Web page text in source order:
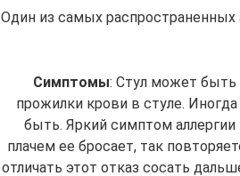
Один из самых распространенных
Симптомы: Стул может быть
прожилки крови в стуле.
быть. Яркий симптом
плачем ее бросает, так
отличать этот отказ сосать